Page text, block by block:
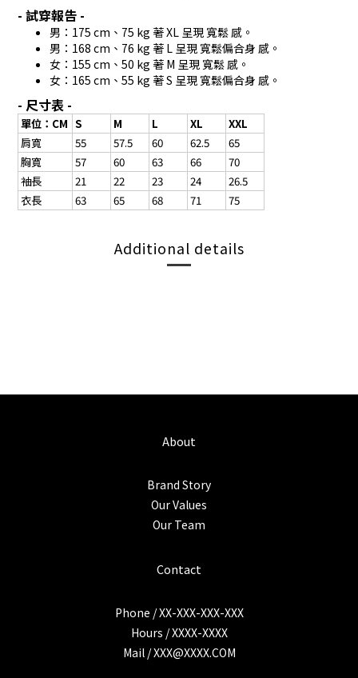
- 試穿報告 -
男：175 cm、75 kg 著 XL 呈現 寬鬆 感。
男：168 cm、76 kg 著 L 呈現 寬鬆偏合身 感。
女：155 cm、50 kg 著 M 呈現 寬鬆 感。
女：165 cm、55 kg 著 S 呈現 寬鬆偏合身 感。
- 尺寸表 -
單位：CM S M L XL
XXL
肩寬
55 57.5 60 62.5
65
胸寬
57 60 63 66
70
袖長
21 22 23 24
26.5
衣長
63 65 68 71 75
Additional details
About
Brand Story
Our Values
Our Team
Contact
Phone / XX-XXX-XXX-XXX
Hours / XXXX-XXXX
Mail / XXX@XXXX.COM